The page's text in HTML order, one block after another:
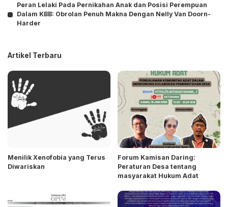
Peran Lelaki Pada Pernikahan Anak dan Posisi Perempuan
Dalam KBB: Obrolan Penuh Makna Dengan Nelly Van Doorn-
Harder
Artikel Terbaru
Menilik Xenofobia yang Terus
Diwariskan
Forum Kamisan Daring:
Peraturan Desa tentang
masyarakat Hukum Adat